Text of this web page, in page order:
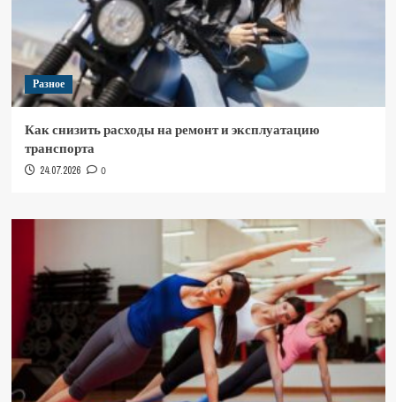
Разное
Как снизить расходы на ремонт и эксплуатацию
транспорта
24.07.2026 0